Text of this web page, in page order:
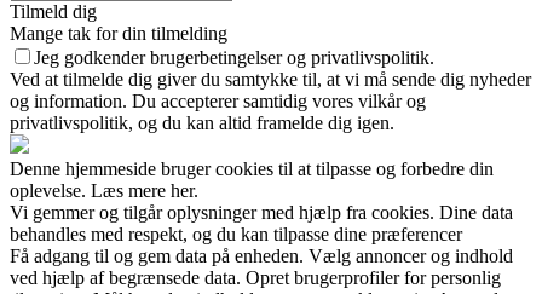
Tilmeld dig
Mange tak for din tilmelding
Jeg godkender brugerbetingelser og privatlivspolitik.
Ved at tilmelde dig giver du samtykke til, at vi må sende dig nyheder
og information. Du accepterer samtidig vores vilkår og
privatlivspolitik, og du kan altid framelde dig igen.
Denne hjemmeside bruger cookies til at tilpasse og forbedre din
oplevelse. Læs mere her.
Vi gemmer og tilgår oplysninger med hjælp fra cookies. Dine data
behandles med respekt, og du kan tilpasse dine præferencer
Få adgang til og gem data på enheden. Vælg annoncer og indhold
ved hjælp af begrænsede data. Opret brugerprofiler for personlig